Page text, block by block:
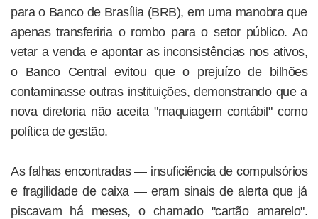
para o Banco de Brasília (BRB), em uma manobra que
apenas transferiria o rombo para o setor público. Ao
vetar a venda e apontar as inconsistências nos ativos,
o Banco Central evitou que o prejuízo de bilhões
contaminasse outras instituições, demonstrando que a
nova diretoria não aceita "maquiagem contábil" como
política de gestão.
As falhas encontradas — insuficiência de compulsórios
e fragilidade de caixa — eram sinais de alerta que já
piscavam há meses, o chamado "cartão amarelo".